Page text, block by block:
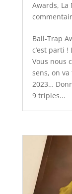
Awards, La
Ball-Trap
c’est parti
Vous nous
sens, on
2023…
9 triples...